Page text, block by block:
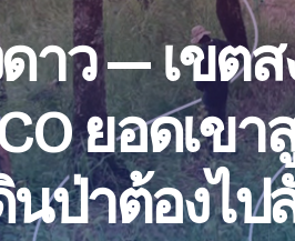
าว — เขต
ยอดเขา
นป่าต้องไ